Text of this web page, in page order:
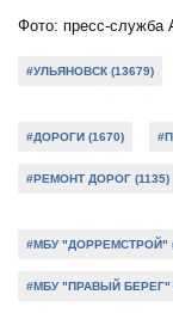
Фото: пресс-служба
#УЛЬЯНОВСК (13679)
#ДОРОГИ (1670)
#РЕМОНТ ДОРОГ (1135)
#МБУ "ДОРРЕМСТРОЙ"
#МБУ "ПРАВЫЙ БЕРЕГ"